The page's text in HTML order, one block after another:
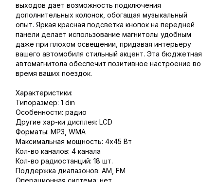
выходов дает возможность подключения
дополнительных колонок, обогащая музыкальный
опыт. Яркая красная подсветка кнопок на передней
панели делает использование магнитолы удобным
даже при плохом освещении, придавая интерьеру
вашего автомобиля стильный акцент. Эта бюджетная
автомагнитола обеспечит позитивное настроение во
время ваших поездок.
Характеристики:
Типоразмер: 1 din
Особенности: радио
Другие хар-ки дисплея: LCD
Форматы: MP3, WMA
Максимальная мощность: 4x45 Вт
Кол-во каналов: 4 канала
Кол-во радиостанций: 18 шт.
Поддержка диапазонов: AM, FM
Операционная система: нет